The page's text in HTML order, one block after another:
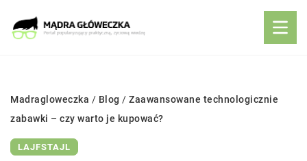
Madragloweczka / Blog / Zaawansowane technologicznie
zabawki – czy warto je kupować?
LAJFSTAJL